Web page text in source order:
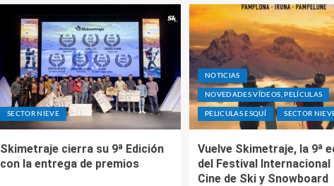
SECTOR NIEVE
Skimetraje cierra su 9ª Edición
con la entrega de premios
NOTICIAS
NOVEDADES VÍDEOS, PELÍCULAS
PELICULAS ESQUÍ SECTOR
Vuelve Skimetraje, la 9ª
del Festival Internacional
Cine de Ski y Snowboard